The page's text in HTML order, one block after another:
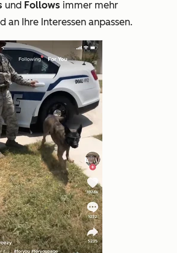
und Follows immer mehr
an Ihre Interessen anpassen.